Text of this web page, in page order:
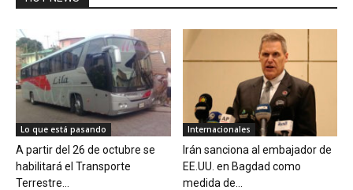
Lo que está pasando
A partir del 26 de octubre se
habilitará el Transporte
Terrestre...
Internacionales
Irán sanciona al embajador de
EE.UU. en Bagdad como
medida de...